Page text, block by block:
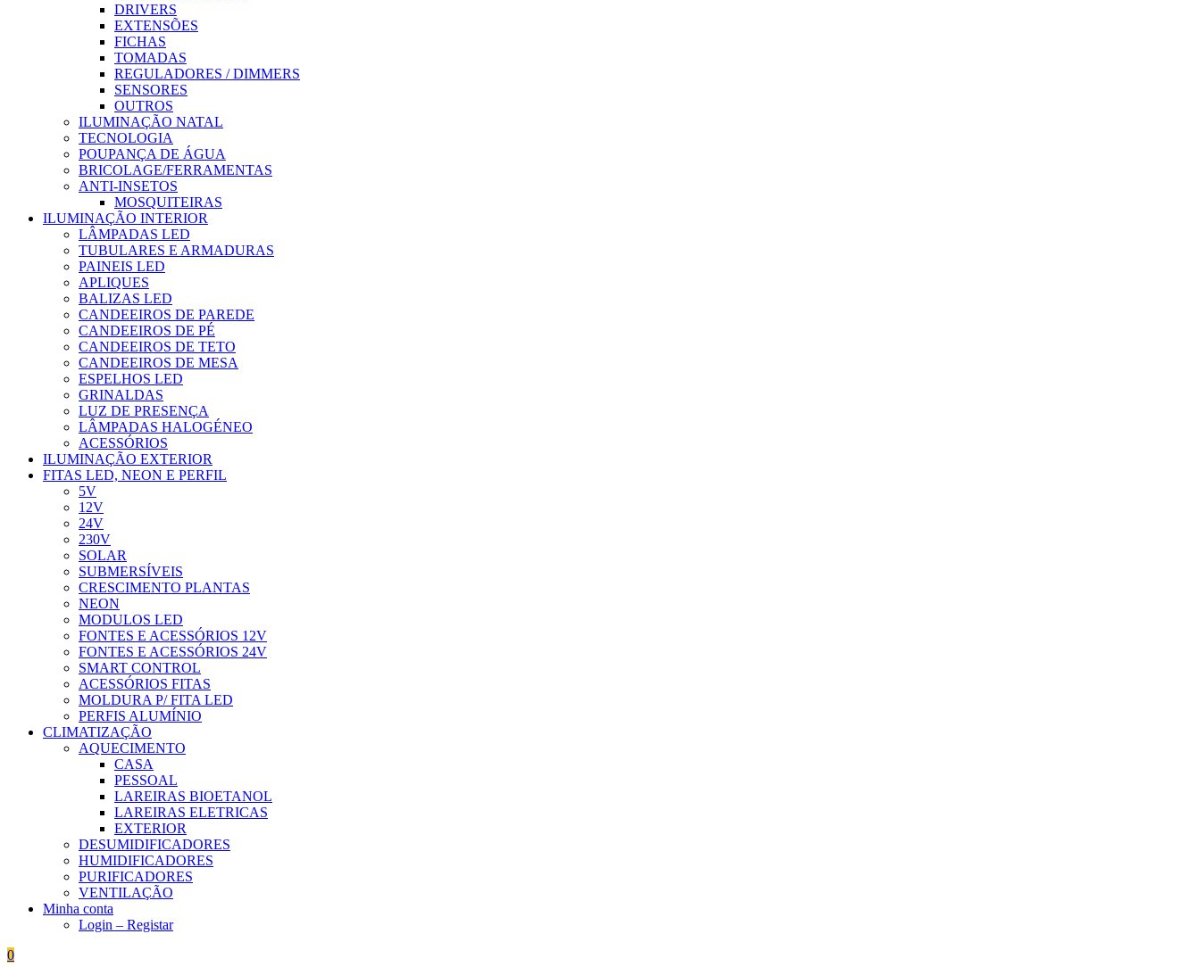
DRIVERS
EXTENSÕES
FICHAS
TOMADAS
REGULADORES / DIMMERS
SENSORES
OUTROS
ILUMINAÇÃO NATAL
TECNOLOGIA
POUPANÇA DE ÁGUA
BRICOLAGE/FERRAMENTAS
ANTI-INSETOS
MOSQUITEIRAS
ILUMINAÇÃO INTERIOR
LÂMPADAS LED
TUBULARES E ARMADURAS
PAINEIS LED
APLIQUES
BALIZAS LED
CANDEEIROS DE PAREDE
CANDEEIROS DE PÉ
CANDEEIROS DE TETO
CANDEEIROS DE MESA
ESPELHOS LED
GRINALDAS
LUZ DE PRESENÇA
LÂMPADAS HALOGÉNEO
ACESSÓRIOS
ILUMINAÇÃO EXTERIOR
FITAS LED, NEON E PERFIL
5V
12V
24V
230V
SOLAR
SUBMERSÍVEIS
CRESCIMENTO PLANTAS
NEON
MODULOS LED
FONTES E ACESSÓRIOS 12V
FONTES E ACESSÓRIOS 24V
SMART CONTROL
ACESSÓRIOS FITAS
MOLDURA P/ FITA LED
PERFIS ALUMÍNIO
CLIMATIZAÇÃO
AQUECIMENTO
CASA
PESSOAL
LAREIRAS BIOETANOL
LAREIRAS ELETRICAS
EXTERIOR
DESUMIDIFICADORES
HUMIDIFICADORES
PURIFICADORES
VENTILAÇÃO
Minha conta
Login – Registar
0